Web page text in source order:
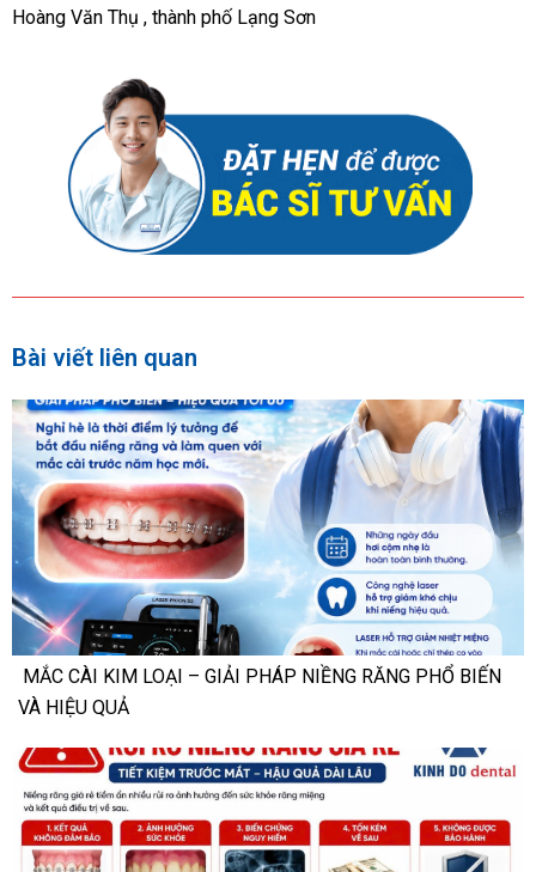
Hoàng Văn Thụ , thành phố Lạng Sơn
Bài viết liên quan
MẮC CÀI KIM LOẠI – GIẢI PHÁP NIỀNG RĂNG PHỔ BIẾN
VÀ HIỆU QUẢ